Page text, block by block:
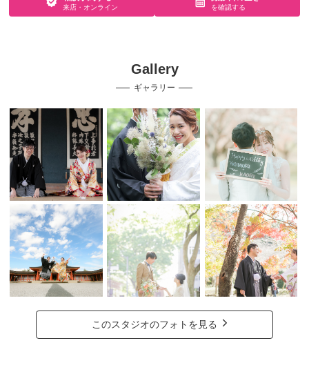
来店・オンライン を確認する
Gallery
ギャラリー
このスタジオのフォトを見る